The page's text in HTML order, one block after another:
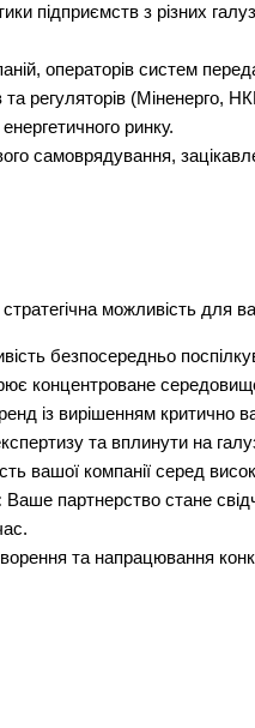
підприємств з різних
операторів систем
та регуляторів (Міненерго,
ринку.
самоврядування,
можливість для
безпосередньо
концентроване середовище
із вирішенням критично
та вплинути на
вашої компанії серед
Ваше партнерство стане
та напрацювання